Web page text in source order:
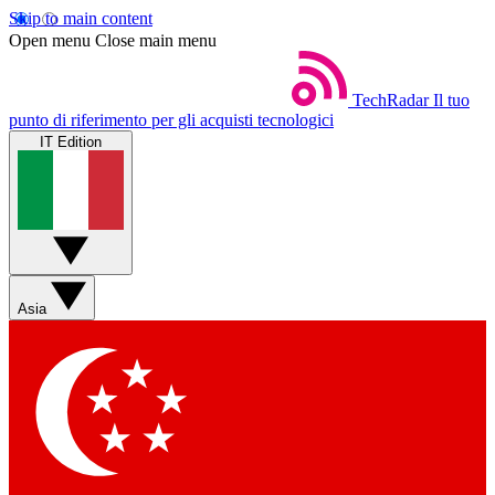
Skip to main content
Open menu Close main menu
TechRadar Il tuo
punto di riferimento per gli acquisti tecnologici
IT Edition
Asia